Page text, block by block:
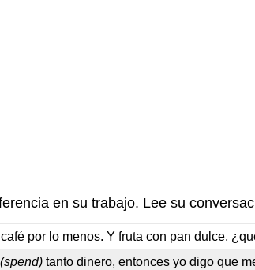
en su trabajo. Lee su
por lo menos. Y fruta con pan dulce,
(spend) tanto dinero, entonces yo digo que